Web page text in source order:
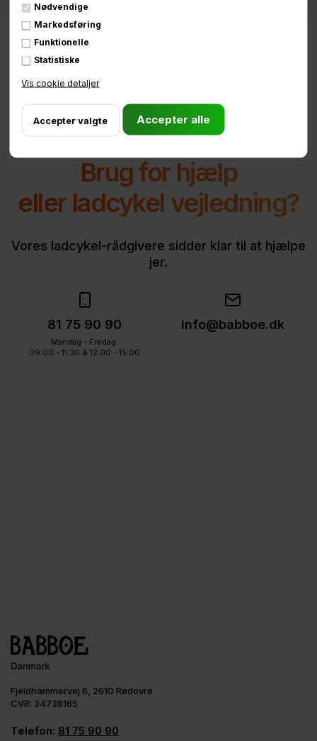
Nødvendige
Markedsføring
Funktionelle
Statistiske
Vis cookie detaljer
Brug for hjælp
eller ladcykel vejledning?
Vores ladcykel-rådgivere sidder klar til at hjælpe
jer.
81 75 90 90
Mandag - Fredag:
09:00 - 11:30 & 12:00 - 15:00
info@babboe.dk
Fjeldhammervej 6, 2610 Rødovre
CVR: 34738165
Telefon: 81 75 90 90